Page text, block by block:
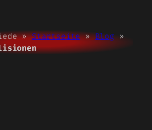
»Startseite»Blog»